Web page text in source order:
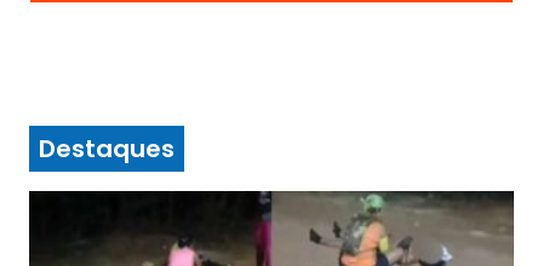
Destaques